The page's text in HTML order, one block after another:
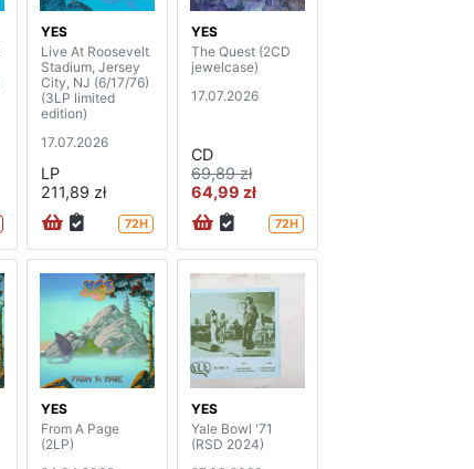
YES
Live At Roosevelt
Stadium, Jersey
City, NJ (6/17/76)
(3LP limited
edition)
17.07.2026
LP
211,89 zł
72H
YES
The Quest (2CD
jewelcase)
17.07.2026
CD
69,89 zł
64,99 zł
72H
YES
From A Page
(2LP)
YES
Yale Bowl '71
(RSD 2024)